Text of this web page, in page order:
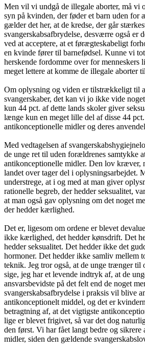
Men vil vi undgå de illegale aborter, må vi
syn på kvinden, der føder et barn uden for
gælder det her, at de kredse, der går
svangerskabsafbrydelse, desværre også er
ved at acceptere, at et førægteskabeligt
en kvinde fører til barnefødsel. Kunne vi
herskende fordomme over for menneskers
meget lettere at komme de illegale aborter
Om oplysning og viden er tilstrækkeligt til
svangerskaber, det kan vi jo ikke vide
kun 44 pct. af dette lands skoler giver
længe kun en meget lille del af disse 44
antikonceptionelle midler og deres
Med vedtagelsen af
de unge ret til uden forældrenes samtykke
antikonceptionelle midler. Den lov kræver,
landet over tager del i oplysningsarbejdet.
understrege, at i og med at man giver
rationelle begreb, der hedder seksualitet,
at man også gav oplysning om det noget
der hedder kærlighed.
Det er, ligesom om ordene er blevet
ikke kærlighed, det hedder kønsdrift. Det
hedder seksualitet. Det hedder ikke det
hormoner. Det hedder ikke samliv mellem
teknik. Jeg tror også, at de unge trænger til
sige, jeg har et levende indtryk af, at de
ansvarsbevidste på det felt end de noget
svangerskabsafbrydelse i praksis vil blive
antikonceptionelt middel, og det er
betragtning af, at det vigtigste
lige er blevet frigivet, så var det dog
den først. Vi har fået langt bedre og sikrere
midler, siden den gældende